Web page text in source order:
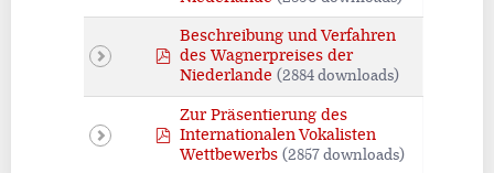
pdf
Beschreibung und Verfahren
des Wagnerpreises der
Niederlande (2884 downloads)
pdf
Zur Präsentierung des
Internationalen Vokalisten
Wettbewerbs (2857 downloads)